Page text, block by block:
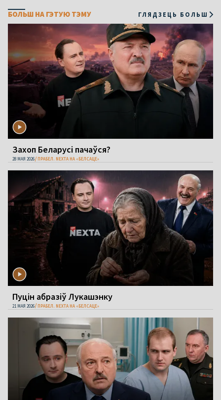
БОЛЬШ НА ГЭТУЮ ТЭМУ ГЛЯДЗЕЦЬ БОЛЬШ
Захоп Беларусі пачаўся?
28 МАЯ 2026 ПРАБЕЛ. NEXTA НА «БЕЛСАЦЕ»
Пуцін абразіў Лукашэнку
21 МАЯ 2026 ПРАБЕЛ. NEXTA НА «БЕЛСАЦЕ»